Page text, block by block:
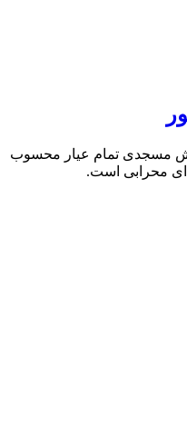
مسجدی تمام عیار محسوب
محرابی است.